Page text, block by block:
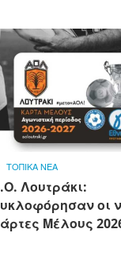
ΤΟΠΙΚΑ ΝΕΑ
Λουτράκι:
οι
Μέλους